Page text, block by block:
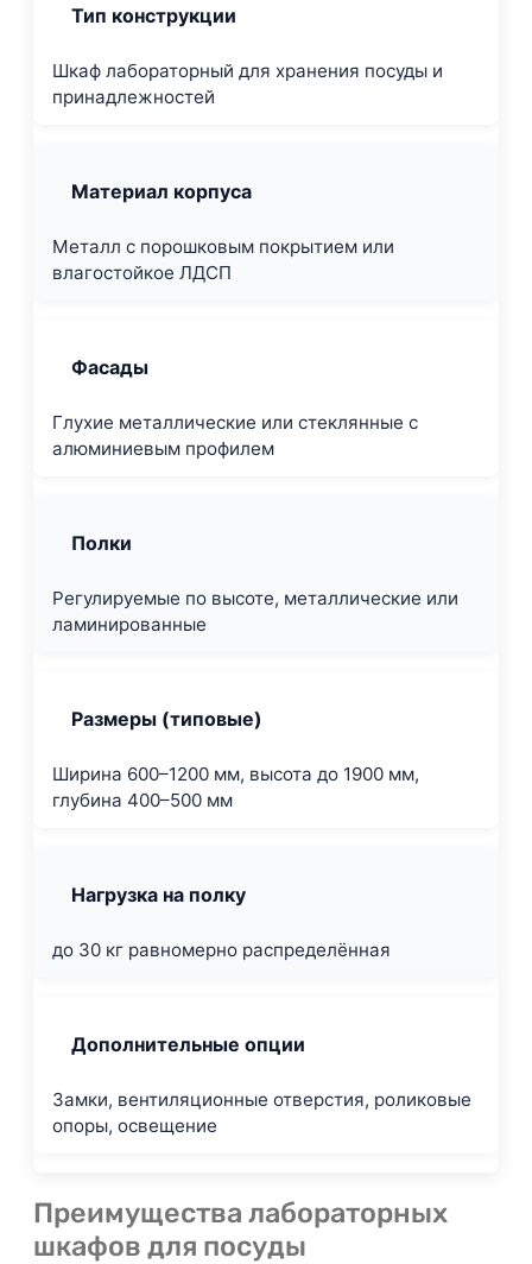
Тип конструкции
Шкаф лабораторный для хранения посуды и
принадлежностей
Материал корпуса
Металл с порошковым покрытием или
влагостойкое ЛДСП
Фасады
Глухие металлические или стеклянные с
алюминиевым профилем
Полки
Регулируемые по высоте, металлические или
ламинированные
Размеры (типовые)
Ширина 600–1200 мм, высота до 1900 мм,
глубина 400–500 мм
Нагрузка на полку
до 30 кг равномерно распределённая
Дополнительные опции
Замки, вентиляционные отверстия, роликовые
опоры, освещение
Преимущества лабораторных
шкафов для посуды